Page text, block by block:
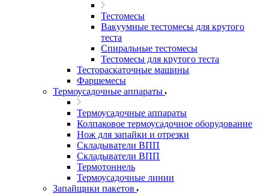
Тестомесы
Вакуумные тестомесы для крутого
теста
Спиральные тестомесы
Тестомесы для крутого теста
Тестораскаточные машины
Фаршемесы
Термоусадочные аппараты
Термоусадочные аппараты
Колпаковое термоусадочное оборудование
Нож для запайки и отрезки
Складыватели ВПП
Складыватели ВПП
Термотоннель
Термоусадочные линии
Запайщики пакетов